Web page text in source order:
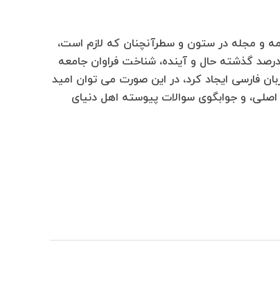
و مجله در ستون و سطرآنچنان که لازم است،
گذشته حال و آینده، شناخت فراوان جامعه
فارسی ایجاد کرد، در این صورت می توان امید
و جوابگوی سوالات پیوسته اهل دنیای